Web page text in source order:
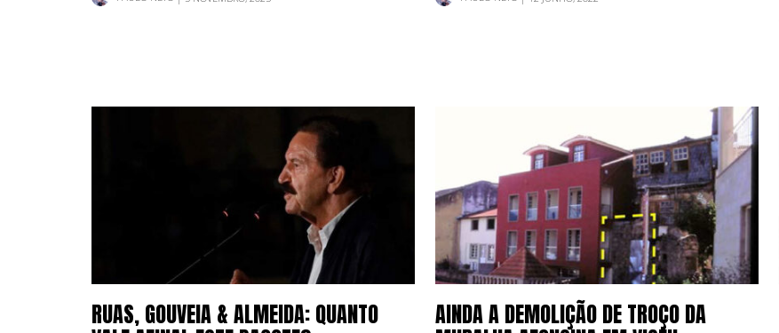
RUAS, GOUVEIA & ALMEIDA: QUANTO AINDA A DEMOLIÇÃO DE TROÇO DA